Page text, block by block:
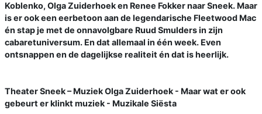
Koblenko, Olga Zuiderhoek en Renee Fokker naar Sneek. Maar
is er ook een eerbetoon aan de legendarische Fleetwood Mac
én stap je met de onnavolgbare Ruud Smulders in zijn
cabaretuniversum. En dat allemaal in één week. Even
ontsnappen en de dagelijkse realiteit én dat is heerlijk.
Theater Sneek – Muziek Olga Zuiderhoek - Maar wat er ook
gebeurt er klinkt muziek - Muzikale Siësta